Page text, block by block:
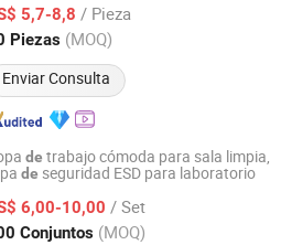
5,7-8,8 / Pieza
Piezas (MOQ)
Enviar Consulta
Desde 2018
de trabajo cómoda para sala limpia,
de seguridad ESD para laboratorio
6,00-10,00 / Set
Conjuntos (MOQ)
Co., Ltd.
Desde 2019